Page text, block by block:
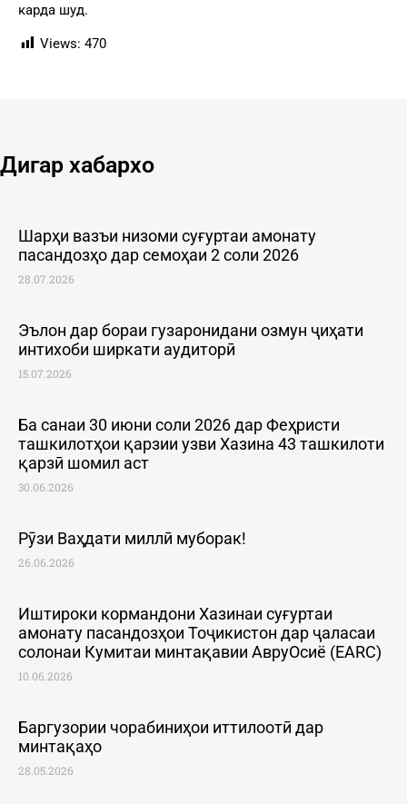
карда шуд.
Views: 470
Дигар хабархо
Шарҳи вазъи низоми суғуртаи амонату
пасандозҳо дар семоҳаи 2 соли 2026
28.07.2026
Эълон дар бораи гузаронидани озмун ҷиҳати
интихоби ширкати аудиторӣ
15.07.2026
Ба санаи 30 июни соли 2026 дар Феҳристи
ташкилотҳои қарзии узви Хазина 43 ташкилоти
қарзӣ шомил аст
30.06.2026
Рӯзи Ваҳдати миллӣ муборак!
26.06.2026
Иштироки кормандони Хазинаи суғуртаи
амонату пасандозҳои Тоҷикистон дар ҷаласаи
солонаи Кумитаи минтақавии АвруОсиё (EARC)
10.06.2026
Баргузории чорабиниҳои иттилоотӣ дар
минтақаҳо
28.05.2026